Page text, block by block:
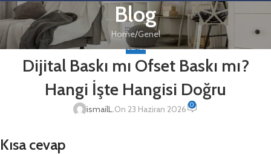
Blog
Home Genel
GENEL
Dijital Baskı mı Ofset Baskı mı?
Hangi İşte Hangisi Doğru
ismailL.On 23 Haziran 2026 0
Kısa cevap